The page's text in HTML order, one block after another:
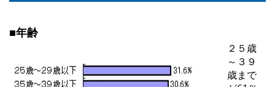
■年齢
２５歳
～３９
歳まで